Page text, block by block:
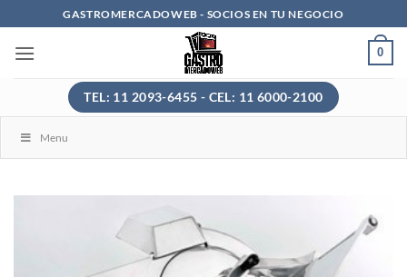
al
contenido
GASTROMERCADOWEB - SOCIOS EN TU NEGOCIO
0
TEL: 11 2093-6455 - CEL: 11 6000-2100
Menu